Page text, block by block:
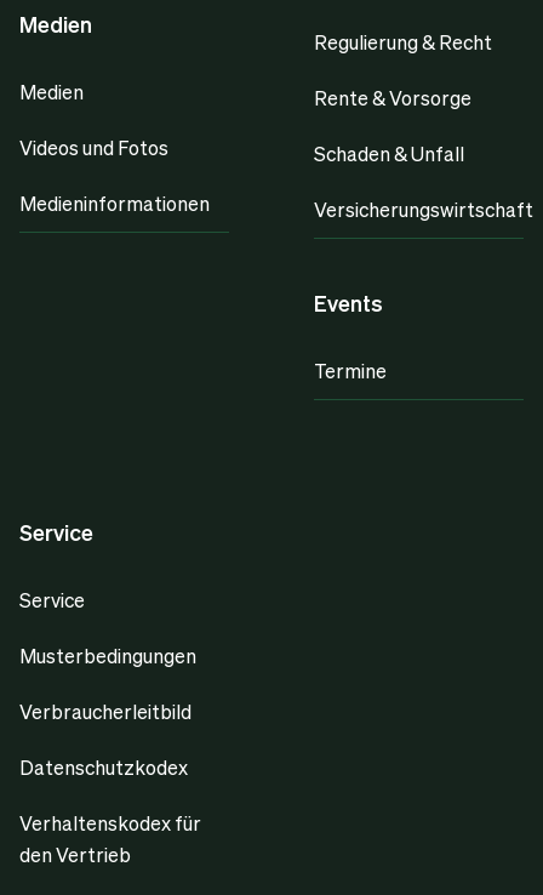
Medien
Medien
Videos und Fotos
Medieninformationen
Regulierung & Recht
Rente & Vorsorge
Schaden & Unfall
Versicherungswirtschaft
Events
Termine
Service
Service
Musterbedingungen
Verbraucherleitbild
Datenschutzkodex
Verhaltenskodex für
den Vertrieb